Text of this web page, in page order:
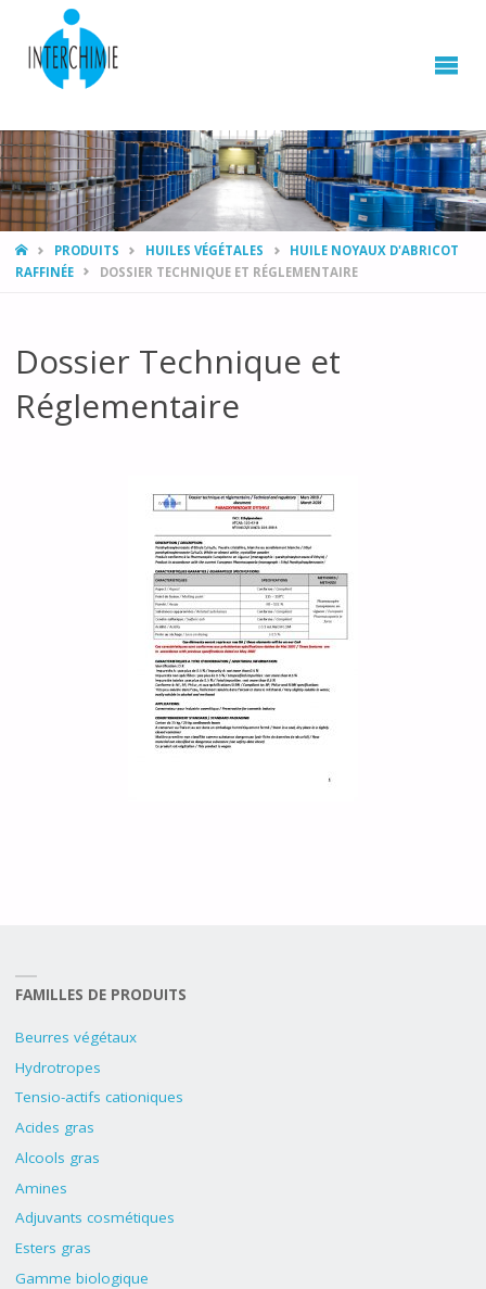
HOMEPRODUITS HUILES VÉGÉTALES
HUILE NOYAUX D'ABRICOT
RAFFINÉE
DOSSIER TECHNIQUE ET RÉGLEMENTAIRE
Dossier Technique et
Réglementaire
FAMILLES DE PRODUITS
Beurres végétaux
Hydrotropes
Tensio-actifs cationiques
Acides gras
Alcools gras
Amines
Adjuvants cosmétiques
Esters gras
Gamme biologique